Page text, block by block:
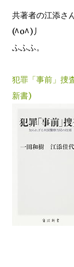
共著者の江添さ
(^o^)丿
ふふふ。
犯罪「事前」捜
新書)